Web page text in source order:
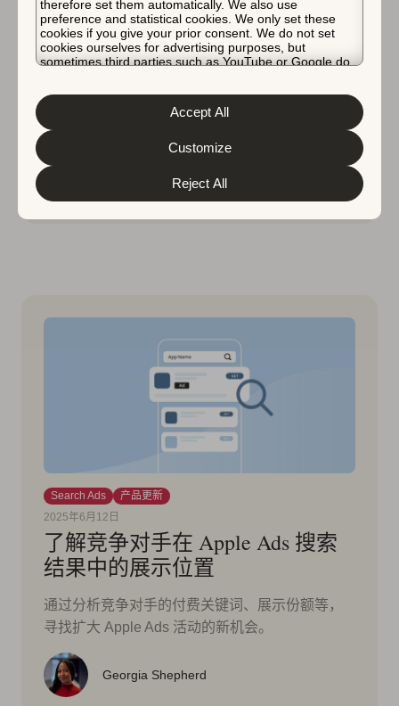
therefore set them automatically. We also use
preference and statistical cookies. We only set these
cookies if you give your prior consent. We do not set
cookies ourselves for advertising purposes, but
sometimes third parties such as YouTube or Google do.
about the protection of your personal data and the
different cookies we use, please read our
&
. You can customize your cookie settings
and preferences by clicking the “Customize” button.
Reject All
Customize
Accept All
Search Ads
应用营销
2025年6月17日
最新发布：2025 年金融 应用 洞
察快照报告
获取 2025 年金融 Apple Ads 性能基准。
Search Ads
产品更新
2025年6月12日
了解竞争对手在 Apple Ads 搜索
结果中的展示位置
通过分析竞争对手的付费关键词、展示份额等，
寻找扩大 Apple Ads 活动的新机会。
Georgia Shepherd